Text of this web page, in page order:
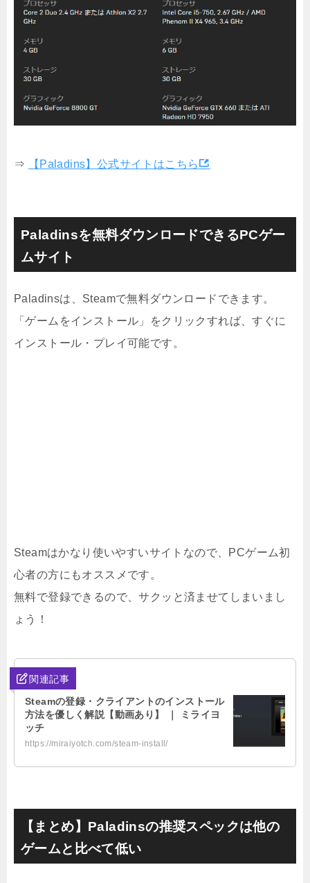
⇒ 【Paladins】公式サイトはこちら
Paladinsを無料ダウンロードできるPCゲー
ムサイト
Paladinsは、Steamで無料ダウンロードできます。
「ゲームをインストール」をクリックすれば、すぐに
インストール・プレイ可能です。
Steamはかなり使いやすいサイトなので、PCゲーム初
心者の方にもオススメです。
無料で登録できるので、サクッと済ませてしまいまし
ょう！
関連記事
Steamの登録・クライアントのインストール
方法を優しく解説【動画あり】 ｜ ミライヨ
ッチ
https://miraiyotch.com/steam-install/
【まとめ】Paladinsの推奨スペックは他の
ゲームと比べて低い